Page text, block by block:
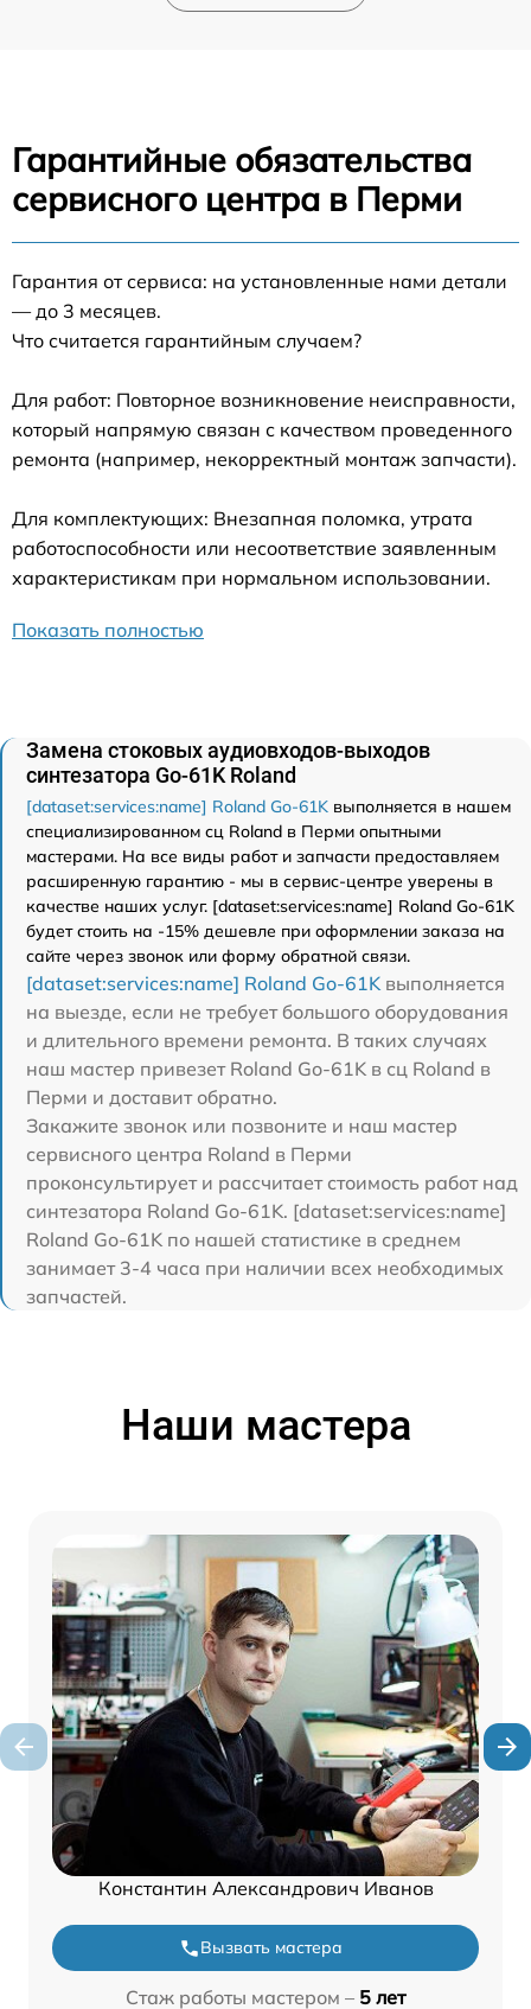
Гарантийные обязательства
сервисного центра в Перми
Гарантия от сервиса: на установленные нами детали
— до 3 месяцев.
Что считается гарантийным случаем?
Для работ: Повторное возникновение неисправности,
который напрямую связан с качеством проведенного
ремонта (например, некорректный монтаж запчасти).
Для комплектующих: Внезапная поломка, утрата
работоспособности или несоответствие заявленным
характеристикам при нормальном использовании.
Показать полностью
Замена стоковых аудиовходов-выходов
синтезатора Go-61K Roland
[dataset:services:name] Roland Go-61K выполняется в нашем
специализированном сц Roland в Перми опытными
мастерами. На все виды работ и запчасти предоставляем
расширенную гарантию - мы в сервис-центре уверены в
качестве наших услуг. [dataset:services:name] Roland Go-61K
будет стоить на -15% дешевле при оформлении заказа на
сайте через звонок или форму обратной связи.
[dataset:services:name] Roland Go-61Kвыполняется
на выезде, если не требует большого оборудования
и длительного времени ремонта. В таких случаях
наш мастер привезет Roland Go-61K в сц Roland в
Перми и доставит обратно.
Закажите звонок или позвоните и наш мастер
сервисного центра Roland в Перми
проконсультирует и рассчитает стоимость работ над
синтезатора Roland Go-61K. [dataset:services:name]
Roland Go-61K по нашей статистике в среднем
занимает 3-4 часа при наличии всех необходимых
запчастей.
Наши мастера
Константин Александрович Иванов
Вызвать мастера
Стаж работы мастером – 5 лет